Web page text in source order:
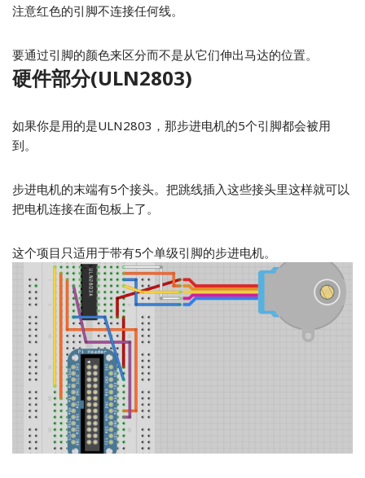
注意红色的引脚不连接任何线。
要通过引脚的颜色来区分而不是从它们伸出马达的位置。
硬件部分(ULN2803)
如果你是用的是ULN2803，那步进电机的5个引脚都会被用
到。
步进电机的末端有5个接头。把跳线插入这些接头里这样就可以
把电机连接在面包板上了。
这个项目只适用于带有5个单级引脚的步进电机。